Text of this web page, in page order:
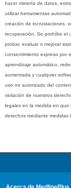
hacer minería de datos,
utilizar herramientas
creación de incrustaciones,
recuperación. Se prohíbe el
probar, evaluar o mejorar
consentimiento expreso por
aprendizaje automático,
aumentada y cualquier
uso no autorizado del
violación de nuestros
legales en la medida en que
derechos mediante medidas